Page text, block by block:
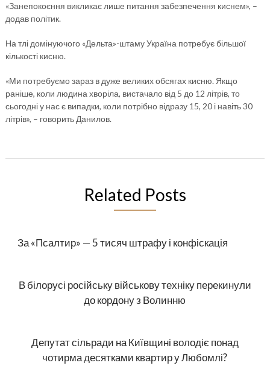
«Занепокоєння викликає лише питання забезпечення киснем», –
додав політик.
На тлі домінуючого «Дельта»-штаму Україна потребує більшої
кількості кисню.
«Ми потребуємо зараз в дуже великих обсягах кисню. Якщо
раніше, коли людина хворіла, вистачало від 5 до 12 літрів, то
сьогодні у нас є випадки, коли потрібно відразу 15, 20 і навіть 30
літрів», – говорить Данилов.
Related Posts
За «Псалтир» — 5 тисяч штрафу і конфіскація
В білорусі російську військову техніку перекинули
до кордону з Волинню
Депутат сільради на Київщині володіє понад
чотирма десятками квартир у Любомлі?